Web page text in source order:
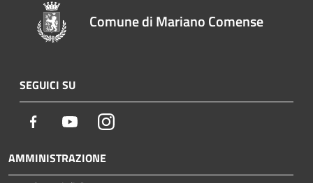
Comune di Mariano Comense
SEGUICI SU
Facebook YoutubeInstagram
AMMINISTRAZIONE